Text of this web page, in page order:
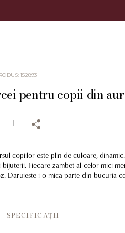
:152893
pentru copii din
copiilor este plin de culoare,
bijuterii. Fiecare zambet al celor mici
Daruieste-i o mica parte din bucuria
SPECIFICAȚII